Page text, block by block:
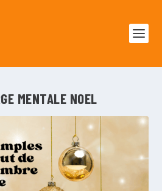
MENTALE NOEL